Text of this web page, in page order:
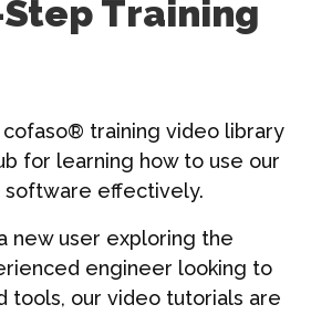
Training
training video library
for learning how to use our
effectively.
new user exploring the
engineer looking to
tools, our video tutorials are